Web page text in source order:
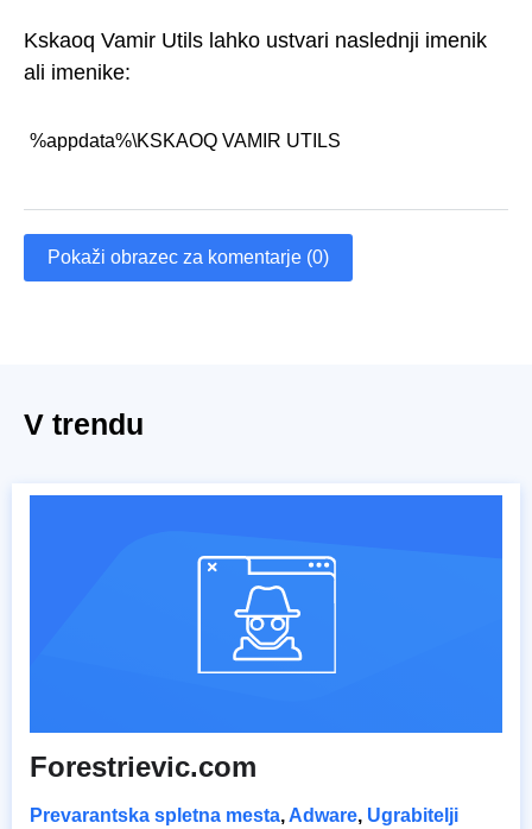
Kskaoq Vamir Utils lahko ustvari naslednji imenik
ali imenike:
%appdata%\KSKAOQ VAMIR UTILS
Pokaži obrazec za komentarje (0)
V trendu
Forestrievic.com
Prevarantska spletna mesta, Adware, Ugrabitelji